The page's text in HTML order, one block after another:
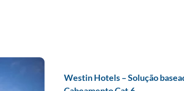
Westin Hotels – Solução